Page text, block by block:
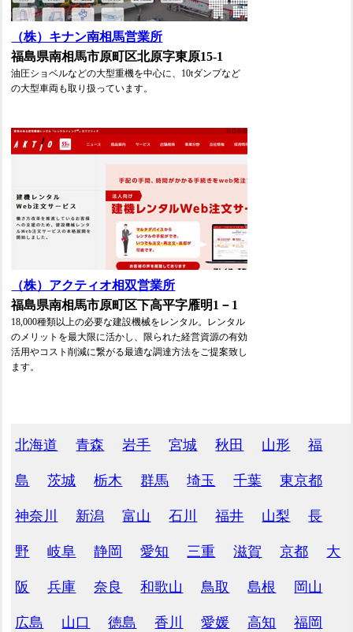
（株）キナン南相馬営業所
福島県南相馬市原町区北原字東原15-1
油圧ショベルなどの大型重機を中心に、10tダンプなど
の大型車両も取り扱っています。
（株）アクティオ相双営業所
福島県南相馬市原町区下高平字雁明1－1
18,000種類以上の必要な建設機械をレンタル。レンタル
のメリットを最大限に活かし、限られた経営資源の有効
活用やコスト削減に繋がる最適な調達方法をご提案致し
ます。
北海道 青森 岩手 宮城 秋田 山形 福
島 茨城 栃木 群馬 埼玉 千葉 東京都
神奈川 新潟 富山 石川 福井 山梨 長
野 岐阜 静岡 愛知 三重 滋賀 京都 大
阪 兵庫 奈良 和歌山 鳥取 島根 岡山
広島 山口 徳島 香川 愛媛 高知 福岡